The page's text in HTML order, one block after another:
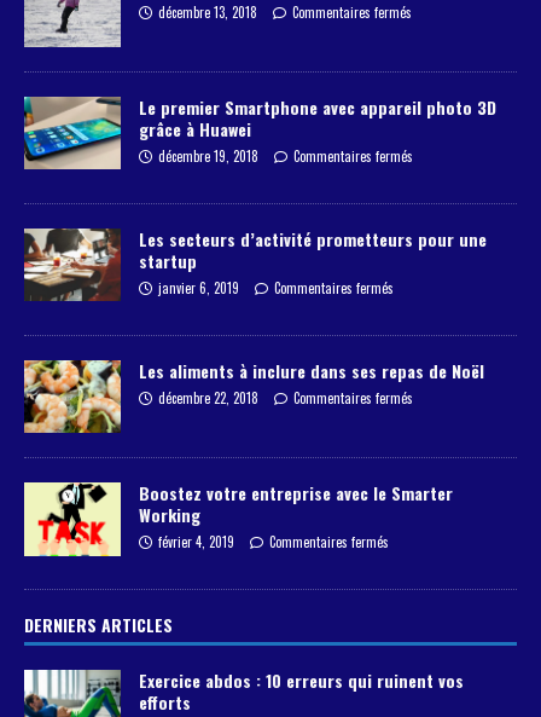
décembre 13, 2018 Commentaires fermés
Le premier Smartphone avec appareil photo 3D
grâce à Huawei
décembre 19, 2018 Commentaires fermés
Les secteurs d’activité prometteurs pour une
startup
janvier 6, 2019 Commentaires fermés
Les aliments à inclure dans ses repas de Noël
décembre 22, 2018 Commentaires fermés
Boostez votre entreprise avec le Smarter
Working
février 4, 2019 Commentaires fermés
DERNIERS ARTICLES
Exercice abdos : 10 erreurs qui ruinent vos
efforts